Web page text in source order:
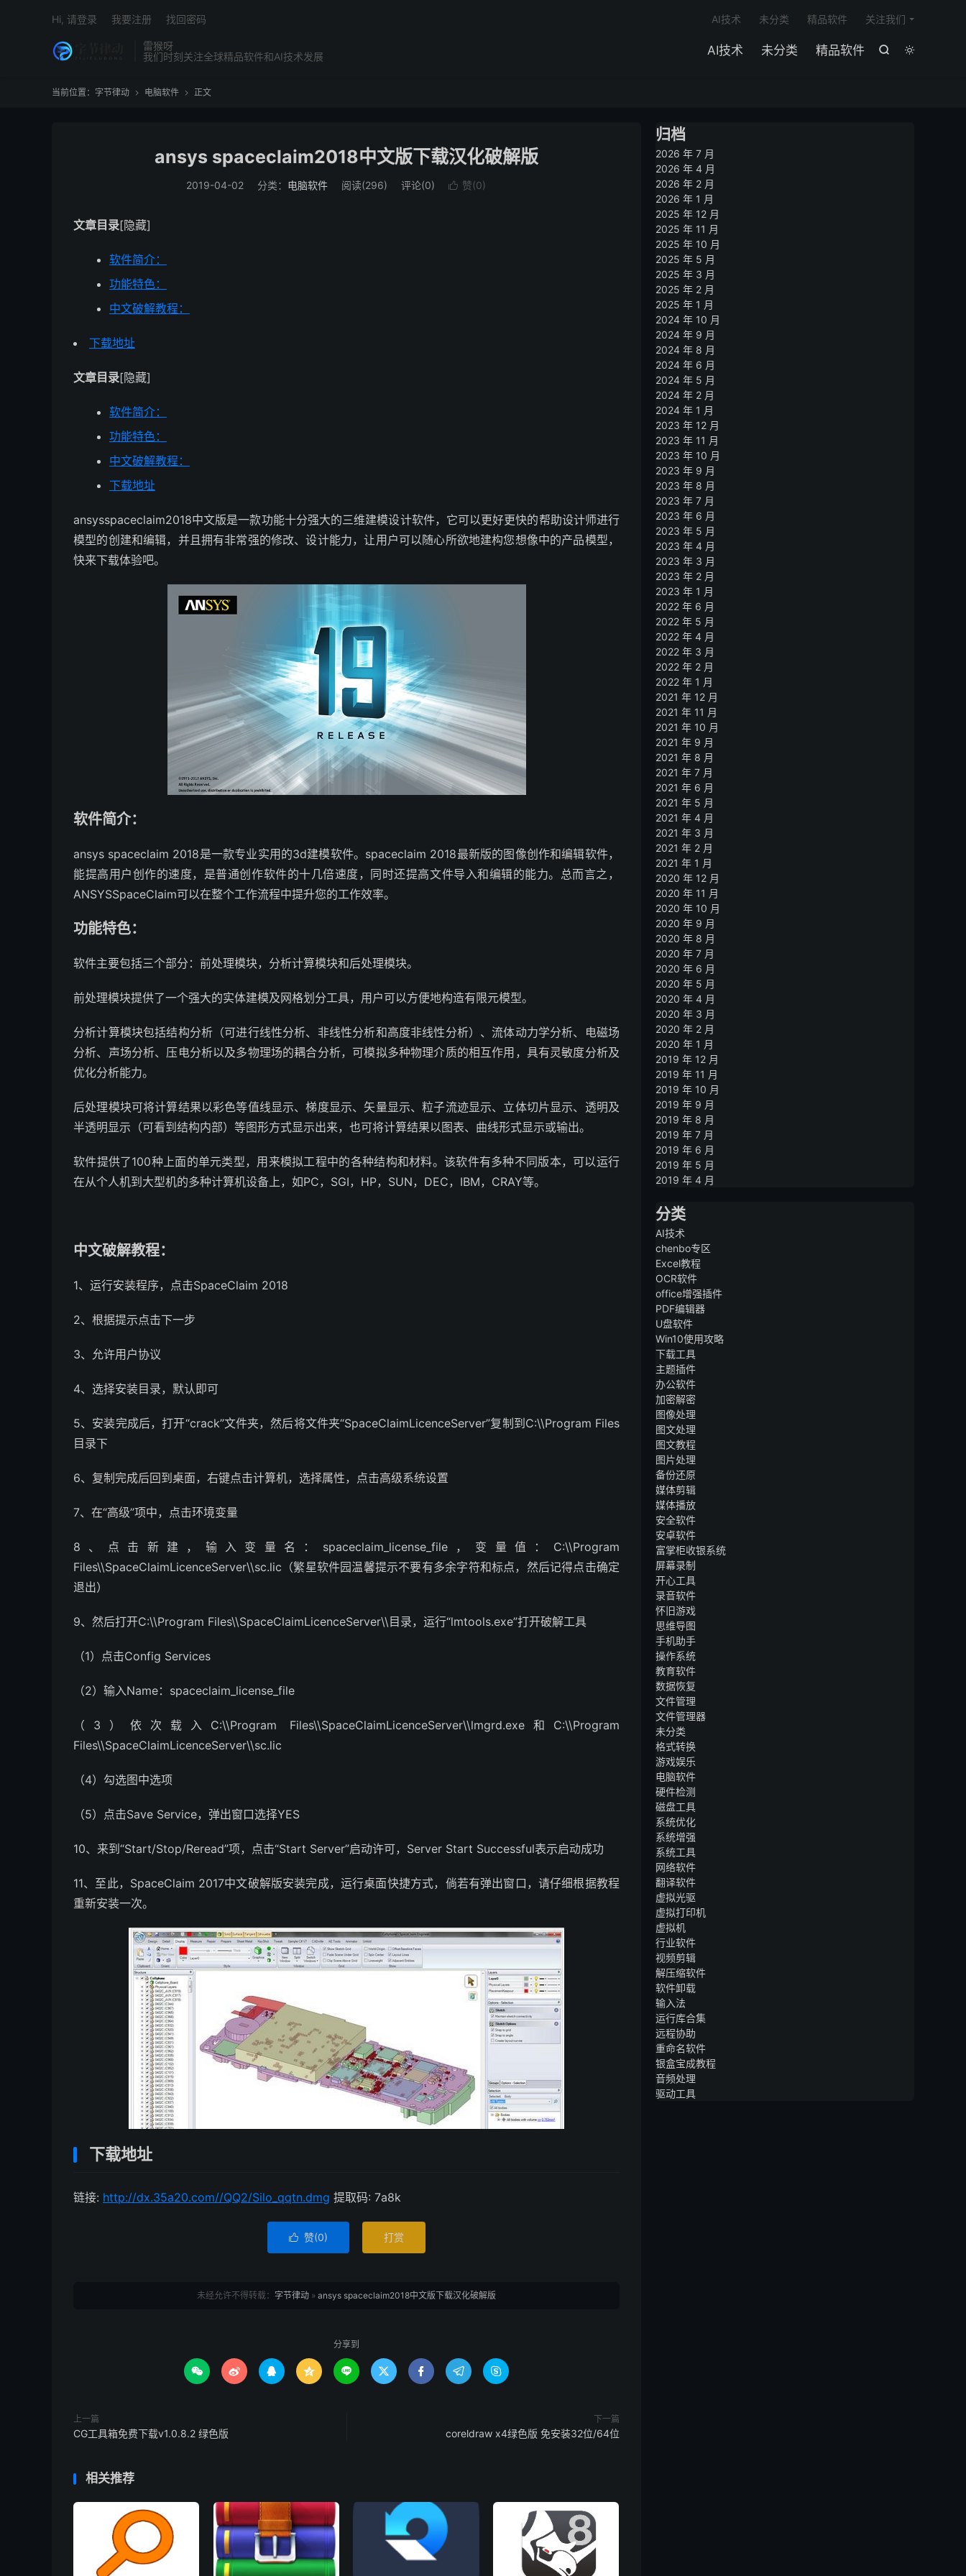
雷猴呀
我们时刻关注全球精品软件和AI技术发展


AI技术 未分类 精品软件
AI技术 未分类 精品软件 关注我们
Hi, 请登录 我要注册 找回密码
当前位置： 字节律动  电脑软件  正文
ansys spaceclaim2018中文版下载汉化破解版
2019-04-02 分类： 电脑软件 阅读(296) 评论(0)  赞(0)
文章目录[隐藏]
软件简介：
功能特色：
中文破解教程：
下载地址
文章目录[隐藏]
软件简介：
功能特色：
中文破解教程：
下载地址
ansysspaceclaim2018中文版是一款功能十分强大的三维建模设计软件，它可以更好更快的帮助设计师进行
模型的创建和编辑，并且拥有非常强的修改、设计能力，让用户可以随心所欲地建构您想像中的产品模型，
快来下载体验吧。
软件简介：
ansys spaceclaim 2018是一款专业实用的3d建模软件。spaceclaim 2018最新版的图像创作和编辑软件，
能提高用户创作的速度，是普通创作软件的十几倍速度，同时还提高文件导入和编辑的能力。总而言之，
ANSYSSpaceClaim可以在整个工作流程中提升您的工作效率。
功能特色：
软件主要包括三个部分：前处理模块，分析计算模块和后处理模块。
前处理模块提供了一个强大的实体建模及网格划分工具，用户可以方便地构造有限元模型。
分析计算模块包括结构分析（可进行线性分析、非线性分析和高度非线性分析）、流体动力学分析、电磁场
分析、声场分析、压电分析以及多物理场的耦合分析，可模拟多种物理介质的相互作用，具有灵敏度分析及
优化分析能力。
后处理模块可将计算结果以彩色等值线显示、梯度显示、矢量显示、粒子流迹显示、立体切片显示、透明及
半透明显示（可看到结构内部）等图形方式显示出来，也可将计算结果以图表、曲线形式显示或输出。
软件提供了100种上面的单元类型，用来模拟工程中的各种结构和材料。该软件有多种不同版本，可以运行
在从个人机到大型机的多种计算机设备上，如PC，SGI，HP，SUN，DEC，IBM，CRAY等。
中文破解教程：
1、运行安装程序，点击SpaceClaim 2018
2、根据提示点击下一步
3、允许用户协议
4、选择安装目录，默认即可
5、安装完成后，打开“crack”文件夹，然后将文件夹“SpaceClaimLicenceServer”复制到C:\\Program Files
目录下
6、复制完成后回到桌面，右键点击计算机，选择属性，点击高级系统设置
7、在“高级”项中，点击环境变量
8、点击新建，输入变量名：spaceclaim_license_file，变量值：C:\\Program
Files\\SpaceClaimLicenceServer\\sc.lic（繁星软件园温馨提示不要有多余字符和标点，然后记得点击确定
退出）
9、然后打开C:\\Program Files\\SpaceClaimLicenceServer\\目录，运行“lmtools.exe”打开破解工具
（1）点击Config Services
（2）输入Name：spaceclaim_license_file
（3）依次载入C:\\Program Files\\SpaceClaimLicenceServer\\lmgrd.exe和C:\\Program
Files\\SpaceClaimLicenceServer\\sc.lic
（4）勾选图中选项
（5）点击Save Service，弹出窗口选择YES
10、来到“Start/Stop/Reread”项，点击“Start Server”启动许可，Server Start Successful表示启动成功
11、至此，SpaceClaim 2017中文破解版安装完成，运行桌面快捷方式，倘若有弹出窗口，请仔细根据教程
重新安装一次。
下载地址
链接: http://dx.35a20.com//QQ2/Silo_qqtn.dmg 提取码: 7a8k
 赞(0) 打赏
未经允许不得转载： 字节律动 » ansys spaceclaim2018中文版下载汉化破解版
分享到
        
上一篇
CG工具箱免费下载v1.0.8.2 绿色版
下一篇
coreldraw x4绿色版 免安装32位/64位
相关推荐
归档
2026 年 7 月
2026 年 4 月
2026 年 2 月
2026 年 1 月
2025 年 12 月
2025 年 11 月
2025 年 10 月
2025 年 5 月
2025 年 3 月
2025 年 2 月
2025 年 1 月
2024 年 10 月
2024 年 9 月
2024 年 8 月
2024 年 6 月
2024 年 5 月
2024 年 2 月
2024 年 1 月
2023 年 12 月
2023 年 11 月
2023 年 10 月
2023 年 9 月
2023 年 8 月
2023 年 7 月
2023 年 6 月
2023 年 5 月
2023 年 4 月
2023 年 3 月
2023 年 2 月
2023 年 1 月
2022 年 6 月
2022 年 5 月
2022 年 4 月
2022 年 3 月
2022 年 2 月
2022 年 1 月
2021 年 12 月
2021 年 11 月
2021 年 10 月
2021 年 9 月
2021 年 8 月
2021 年 7 月
2021 年 6 月
2021 年 5 月
2021 年 4 月
2021 年 3 月
2021 年 2 月
2021 年 1 月
2020 年 12 月
2020 年 11 月
2020 年 10 月
2020 年 9 月
2020 年 8 月
2020 年 7 月
2020 年 6 月
2020 年 5 月
2020 年 4 月
2020 年 3 月
2020 年 2 月
2020 年 1 月
2019 年 12 月
2019 年 11 月
2019 年 10 月
2019 年 9 月
2019 年 8 月
2019 年 7 月
2019 年 6 月
2019 年 5 月
2019 年 4 月
分类
AI技术
chenbo专区
Excel教程
OCR软件
office增强插件
PDF编辑器
U盘软件
Win10使用攻略
下载工具
主题插件
办公软件
加密解密
图像处理
图文处理
图文教程
图片处理
备份还原
媒体剪辑
媒体播放
安全软件
安卓软件
富掌柜收银系统
屏幕录制
开心工具
录音软件
怀旧游戏
思维导图
手机助手
操作系统
教育软件
数据恢复
文件管理
文件管理器
未分类
格式转换
游戏娱乐
电脑软件
硬件检测
磁盘工具
系统优化
系统增强
系统工具
网络软件
翻译软件
虚拟光驱
虚拟打印机
虚拟机
行业软件
视频剪辑
解压缩软件
软件卸载
输入法
运行库合集
远程协助
重命名软件
银盒宝成教程
音频处理
驱动工具